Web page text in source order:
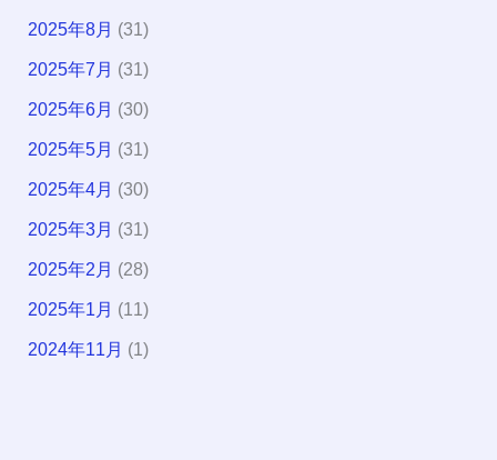
2025年8月 (31)
2025年7月 (31)
2025年6月 (30)
2025年5月 (31)
2025年4月 (30)
2025年3月 (31)
2025年2月 (28)
2025年1月 (11)
2024年11月 (1)